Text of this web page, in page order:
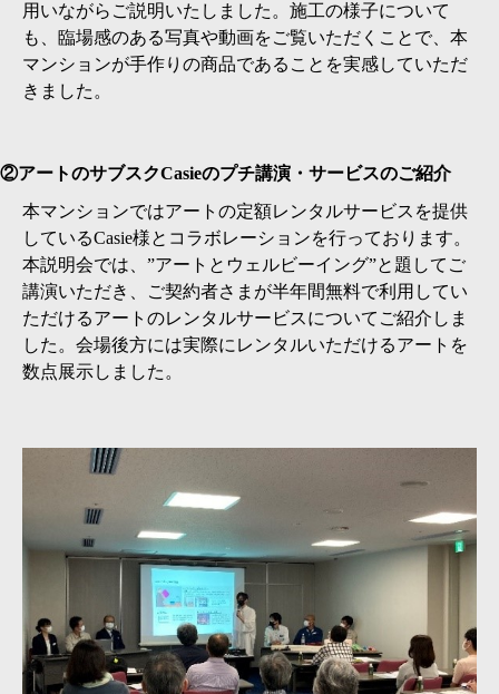
用いながらご説明いたしました。施工の様子について
も、臨場感のある写真や動画をご覧いただくことで、本
マンションが手作りの商品であることを実感していただ
きました。
②アートのサブスクCasieのプチ講演・サービスのご紹介
本マンションではアートの定額レンタルサービスを提供
しているCasie様とコラボレーションを行っております。
本説明会では、”アートとウェルビーイング”と題してご
講演いただき、ご契約者さまが半年間無料で利用してい
ただけるアートのレンタルサービスについてご紹介しま
した。会場後方には実際にレンタルいただけるアートを
数点展示しました。